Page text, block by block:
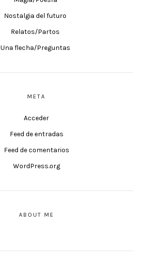
Nostalgia del futuro
Relatos/Partos
Una flecha/Preguntas
META
Acceder
Feed de entradas
Feed de comentarios
WordPress.org
ABOUT ME